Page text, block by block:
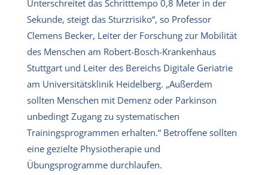
Unterschreitet das Schritttempo 0,8 Meter in der
Sekunde, steigt das Sturzrisiko“, so Professor
Clemens Becker, Leiter der Forschung zur Mobilität
des Menschen am Robert-Bosch-Krankenhaus
Stuttgart und Leiter des Bereichs Digitale Geriatrie
am Universitätsklinik Heidelberg. „Außerdem
sollten Menschen mit Demenz oder Parkinson
unbedingt Zugang zu systematischen
Trainingsprogrammen erhalten.“ Betroffene sollten
eine gezielte Physiotherapie und
Übungsprogramme durchlaufen.